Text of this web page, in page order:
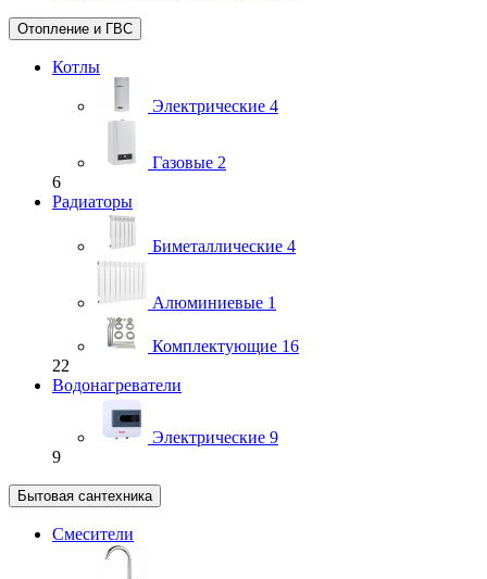
Отопление и ГВС
Котлы
Электрические 4
Газовые 2
6
Радиаторы
Биметаллические 4
Алюминиевые 1
Комплектующие 16
22
Водонагреватели
Электрические 9
9
Бытовая сантехника
Смесители